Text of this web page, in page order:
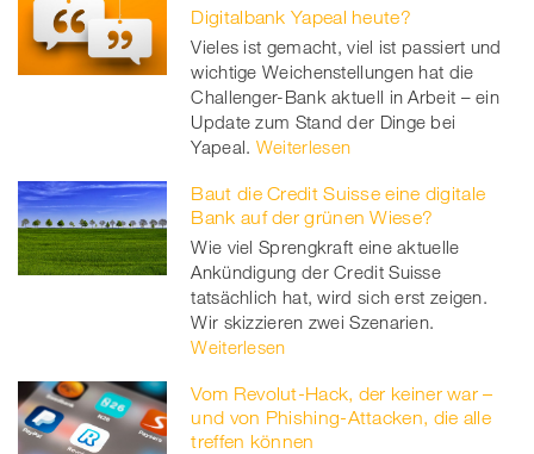
Digitalbank Yapeal heute?
Vieles ist gemacht, viel ist passiert und
wichtige Weichenstellungen hat die
Challenger-Bank aktuell in Arbeit – ein
Update zum Stand der Dinge bei
Yapeal. Weiterlesen
Baut die Credit Suisse eine digitale
Bank auf der grünen Wiese?
Wie viel Sprengkraft eine aktuelle
Ankündigung der Credit Suisse
tatsächlich hat, wird sich erst zeigen.
Wir skizzieren zwei Szenarien.
Weiterlesen
Vom Revolut-Hack, der keiner war –
und von Phishing-Attacken, die alle
treffen können